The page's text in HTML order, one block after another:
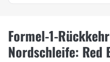
Formel-1-
Nordschleife: Red